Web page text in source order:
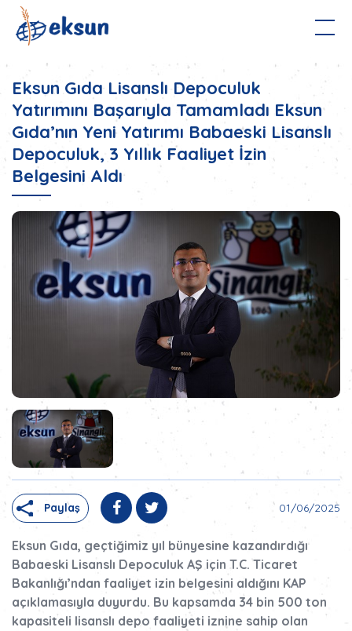
KURUMSAL YATIRIMCI İLİŞKİLERİ
MARKALARIMIZ HABERLER İLETİŞİM
Eksun Gıda Lisanslı Depoculuk
Yatırımını Başarıyla Tamamladı Eksun
Gıda’nın Yeni Yatırımı Babaeski Lisanslı
Depoculuk, 3 Yıllık Faaliyet İzin
Belgesini Aldı
Paylaş 01/06/2025
Eksun Gıda, geçtiğimiz yıl bünyesine kazandırdığı
Babaeski Lisanslı Depoculuk AŞ için T.C. Ticaret
Bakanlığı’ndan faaliyet izin belgesini aldığını KAP
açıklamasıyla duyurdu. Bu kapsamda 34 bin 500 ton
kapasiteli lisanslı depo faaliyeti iznine sahip olan